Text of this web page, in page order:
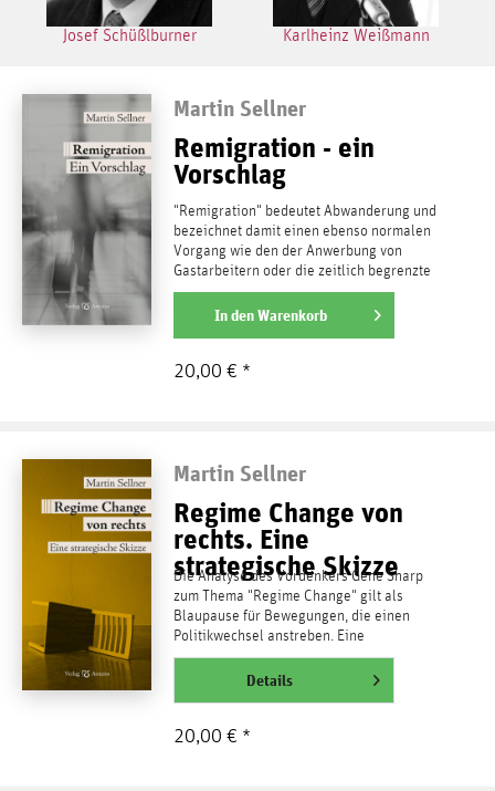
Josef Schüßlburner Karlheinz Weißmann
Martin Sellner
Remigration - ein
Vorschlag
"Remigration" bedeutet Abwanderung und
bezeichnet damit einen ebenso normalen
Vorgang wie den der Anwerbung von
Gastarbeitern oder die zeitlich begrenzte
Aufnahme von...
weiterlesen
In denWarenkorb
20,00 € *
Martin Sellner
Regime Change von
rechts. Eine
strategische Skizze
Die Analyse des Vordenkers Gene Sharp
zum Thema "Regime Change" gilt als
Blaupause für Bewegungen, die einen
Politikwechsel anstreben. Eine
Infragestellung des Systems ist dafür...
weiterlesenDetails
20,00 € *